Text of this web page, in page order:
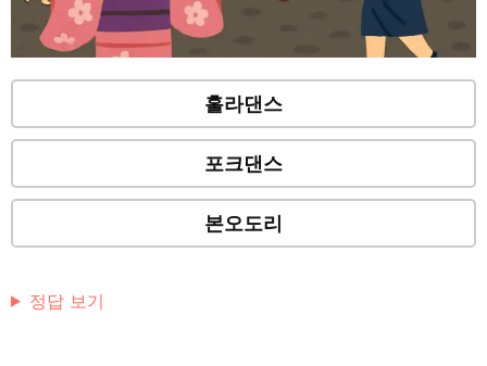
훌라댄스
포크댄스
본오도리
정답 보기